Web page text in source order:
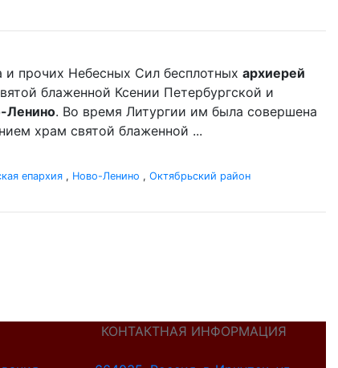
прочих Небесных Сил бесплотных архиерей
блаженной Ксении Петербургской и
Ленино. Во время Литургии им была совершена
храм святой блаженной ...
епархия , Ново-Ленино , Октябрьский район
КОНТАКТНАЯ ИНФОРМАЦИЯ